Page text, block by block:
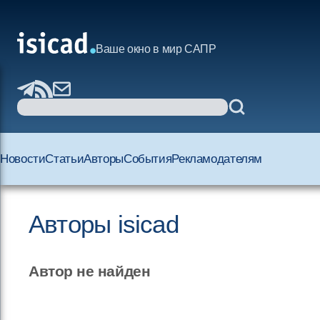
Ваше окно в мир САПР
НовостиСтатьиАвторыСобытияРекламодателям
Авторы isicad
Автор не найден